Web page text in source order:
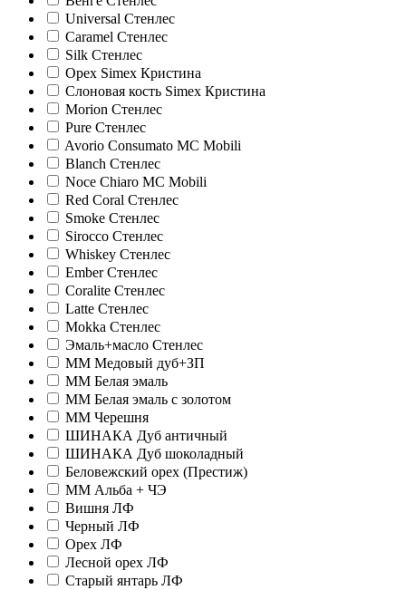
Universal Стенлес
Caramel Стенлес
Silk Стенлес
Орех Simex Кристина
Слоновая кость Simex Кристина
Morion Стенлес
Pure Стенлес
Avorio Consumato MC Mobili
Blanch Стенлес
Noce Chiaro MC Mobili
Red Coral Стенлес
Smoke Стенлес
Sirocco Стенлес
Whiskey Стенлес
Ember Стенлес
Coralite Стенлес
Latte Стенлес
Mokka Стенлес
Эмаль+масло Стенлес
ММ Медовый дуб+ЗП
ММ Белая эмаль
ММ Белая эмаль с золотом
ММ Черешня
ШИНАКА Дуб античный
ШИНАКА Дуб шоколадный
Беловежский орех (Престиж)
ММ Альба + ЧЭ
Вишня ЛФ
Черный ЛФ
Орех ЛФ
Лесной орех ЛФ
Старый янтарь ЛФ